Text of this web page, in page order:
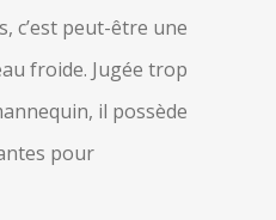
c’est peut-être une
froide. Jugée trop
il possède
pour